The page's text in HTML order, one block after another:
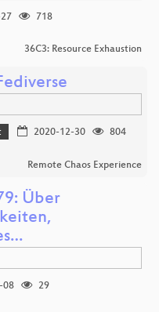
718
36C3: Resource Exhaustion
2020-12-30
804
Remote Chaos Experience
Über
08
29